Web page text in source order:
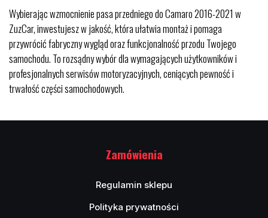
Wybierając wzmocnienie pasa przedniego do Camaro 2016-2021 w
ZuzCar, inwestujesz w jakość, która ułatwia montaż i pomaga
przywrócić fabryczny wygląd oraz funkcjonalność przodu Twojego
samochodu. To rozsądny wybór dla wymagających użytkowników i
profesjonalnych serwisów motoryzacyjnych, ceniących pewność i
trwałość części samochodowych.
Zamówienia
Regulamin sklepu
Polityka prywatności